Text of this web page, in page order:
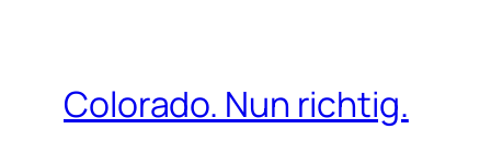
Colorado. Nun richtig.